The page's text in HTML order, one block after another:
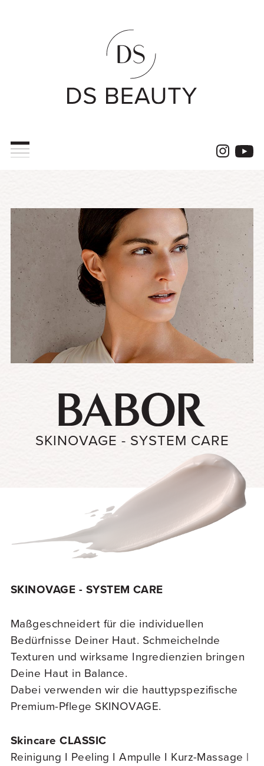
SKINOVAGE - SYSTEM CARE
SKINOVAGE - SYSTEM CARE
Maßgeschneidert für die individuellen
Bedürfnisse Deiner Haut. Schmeichelnde
Texturen und wirksame Ingredienzien bringen
Deine Haut in Balance.
Dabei verwenden wir die hauttypspezifische
Premium-Pflege SKINOVAGE.
Skincare CLASSIC
Reinigung I Peeling I Ampulle I Kurz-Massage |